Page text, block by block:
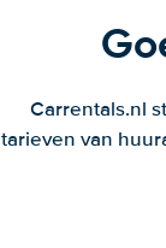
Carrentals.nl
tarieven van